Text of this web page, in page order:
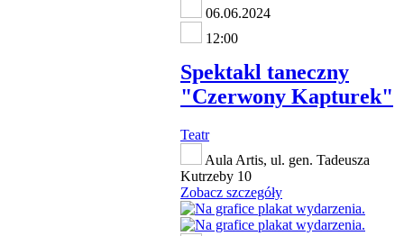
06.06.2024
12:00
Spektakl taneczny
"Czerwony Kapturek"
Teatr
Aula Artis, ul. gen. Tadeusza
Kutrzeby 10
Zobacz szczegóły